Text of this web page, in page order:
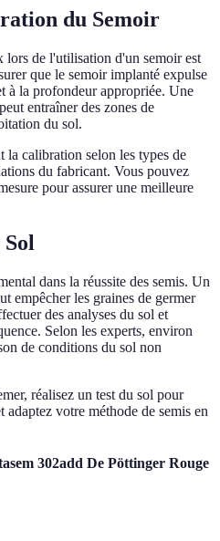
du Semoir
lors de l'utilisation d'un semoir est
que le semoir implanté expulse
à la profondeur appropriée. Une
entraîner des zones de
du sol.
la calibration selon les types de
du fabricant. Vous pouvez
pour assurer une meilleure
dans la réussite des semis. Un
empêcher les graines de germer
des analyses du sol et
Selon les experts, environ
de conditions du sol non
réalisez un test du sol pour
votre méthode de semis en
302add De Pöttinger Rouge